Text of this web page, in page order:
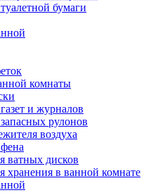
бумаги
комнаты
и журналов
рулонов
воздуха
ватных дисков
хранения в ванной комнате